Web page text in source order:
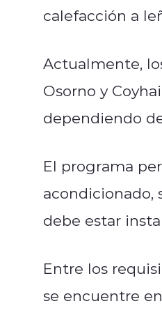
calefacción a
Actualmente,
Osorno y
dependiendo
El programa
acondicionado,
debe estar
Entre los
se encuentre